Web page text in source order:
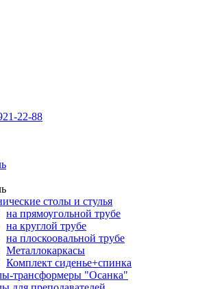
22-88
столы и стулья
на прямоугольной трубе
на круглой трубе
на плоскоовальной трубе
Металлокаркасы
Комплект сиденье+спинка
трансформеры "Осанка"